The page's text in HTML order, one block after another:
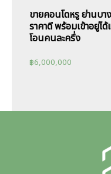
ขายคอนโดหรู ย่านบา
ราคาดี พร้อมเข้าอยู่ไ
โอนคนละครึ่ง
฿6,000,000